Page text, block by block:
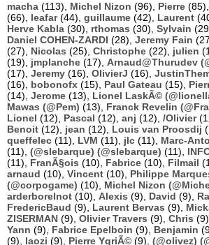
macha (113), Michel Nizon (96), Pierre (85),
(66), leafar(44), guillaume (42), Laurent
Herve Kabla (30), rthomas (30), Sylvain
Daniel COHEN-ZARDI (28), Jeremy Fain
(27), Nicolas (25), Christophe (22), julien
(19), jmplanche (17), Arnaud@Thurudev
(17), Jeremy (16), OlivierJ (16),
(16), bobonofx (15), Paul Gateau (15),
(14), Jerome (13), Lionel LaskÃ©
Mawas (@Pem) (13), Franck Revelin
Lionel (12), Pascal (12), anj (12), /Olivier
Benoit (12), jean (12), Louis van Proosdij
queffelec (11), LVM (11), jlc (11), Marc-
(11), (@slebarque) (@slebarque) (11),
(11), FranÃ§ois (10), Fabrice (10), Filmail
arnaud (10), Vincent (10), Philippe
(@corpogame) (10), Michel Nizon
arderborelnot (10), Alexis (9), David (9),
FredericBaud (9), Laurent Bervas (9),
ZISERMAN (9), Olivier Travers (9), Chris (9),
Yann (9), Fabrice Epelboin (9), Benjamin
(9), laozi (9), Pierre YgriÃ© (9), (@olivez)